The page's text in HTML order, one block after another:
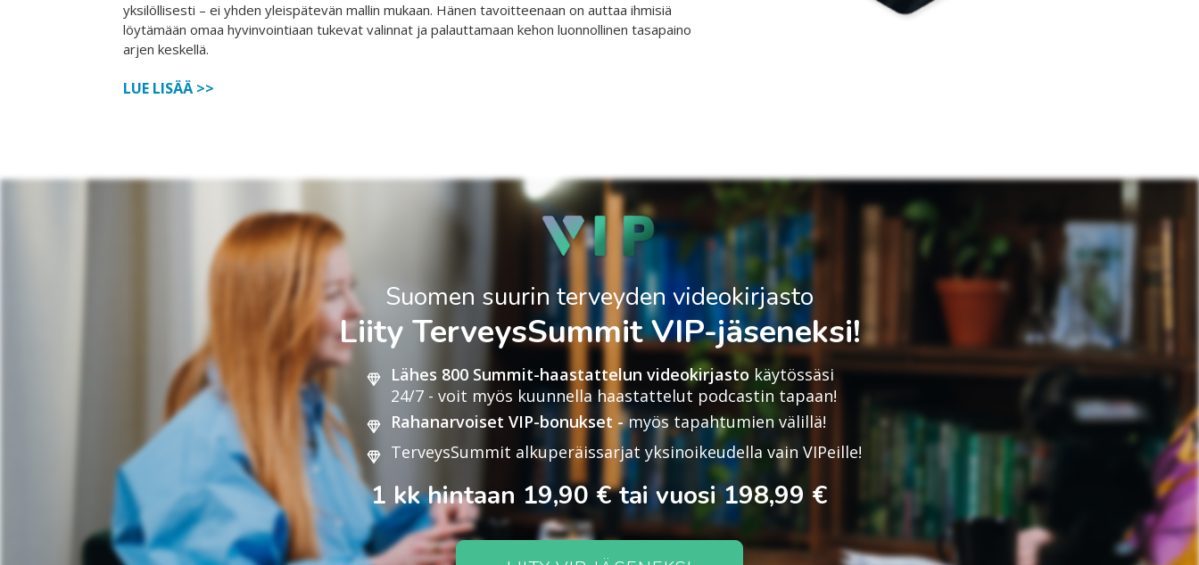
yksilöllisesti – ei yhden yleispätevän mallin mukaan. Hänen tavoitteenaan on auttaa ihmisiä
löytämään omaa hyvinvointiaan tukevat valinnat ja palauttamaan kehon luonnollinen tasapaino
arjen keskellä.
LUE LISÄÄ >>
Suomen suurin terveyden videokirjasto
Liity TerveysSummit VIP-jäseneksi!
Lähes 800 Summit-haastattelun videokirjasto käytössäsi
24/7 - voit myös kuunnella haastattelut podcastin tapaan!
Rahanarvoiset VIP-bonukset -myös tapahtumien välillä!
TerveysSummit alkuperäissarjat yksinoikeudella vain VIPeille!
1 kk hintaan 19,90 € tai vuosi 198,99 €